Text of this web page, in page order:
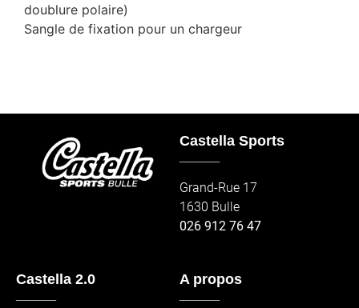
doublure polaire)
Sangle de fixation pour un chargeur
Castella Sports
Grand-Rue 17
1630 Bulle
026 912 76 47
Castella 2.0
A propos